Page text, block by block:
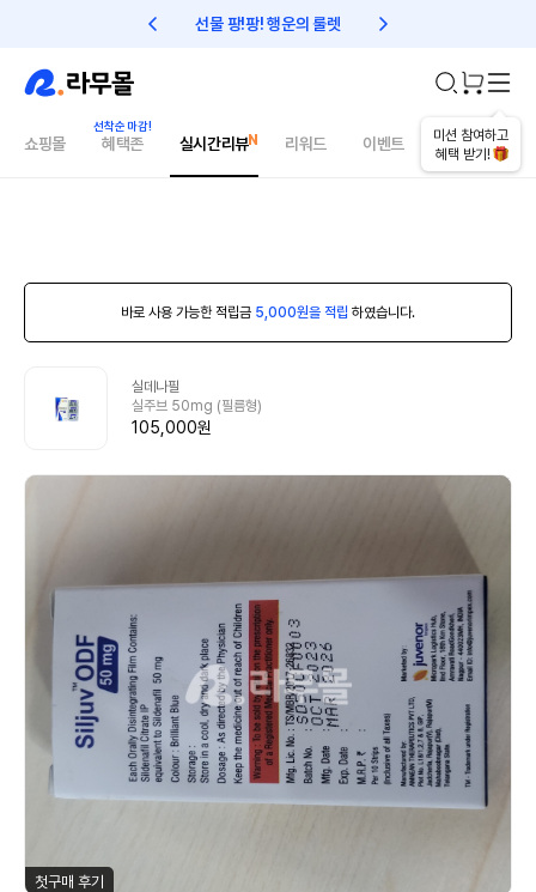
선물 팡!팡! 행운의 룰렛 친구초대 1만원 리워드!
미션 참여하고
혜택 받기!
쇼핑몰 혜택존 실시간리뷰 리워드 이벤트 건강매거진
바로 사용 가능한 적립금 5,000원을 적립 하였습니다.
실데나필
실주브 50mg (필름형)
105,000원
첫구매 후기